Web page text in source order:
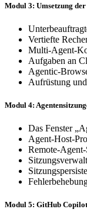
Modul 3: Umsetzung
Vertiefte
Multi-Agent-
Aufgaben an
Agentic-
Aufrüstung
Modul 4:
Das Fenster
Agent-Host-
Remote-
Modul 5: GitHub